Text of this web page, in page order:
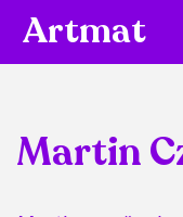
Artmat
Martin